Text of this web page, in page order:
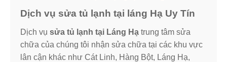
Dịch vụ sửa tủ lạnh tại láng Hạ Uy Tín
Dịch vụ sửa tủ lạnh tại Láng Hạ trung tâm sửa
chữa của chúng tôi nhận sửa chữa tại các khu vực
lân cận khác như Cát Linh, Hàng Bột, Láng Hạ,